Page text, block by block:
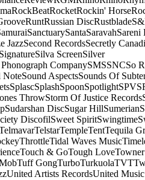
RockBeatRocketRockin' Horse
RuntRussian DiscRustblade
SanctuarySantaSaravahSareni
JazzSecond RecordsSecretly
SignatureSilva ScreenSilver
CompanySMSSNCSo
NoteSound AspectsSounds Of
SplascSplashSpoonSpotlightSPV
ThrowStorm Of Justice Records
Sudarshan DiscSugar HillSumerian
DiscofilSweet SpiritSwingtime
TelstarTempleTentTequila
ThrottleTidal Waves Music
Touch & GoTough Love
Tuff GongTurboTurkuolaTVT
United Artists RecordsUnited